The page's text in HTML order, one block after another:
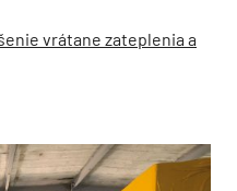
vrátane zateplenia a